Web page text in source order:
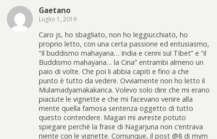
Gaetano
Luglio 1, 2019
Caro js, ho sbagliato, non ho leggiucchiato, ho
proprio letto, con una certa passione ed entusiasmo,
“Il buddismo mahayana… India e cenni sul Tibet” e “il
Buddismo mahayana… la Cina” entrambi almeno un
paio di volte. Che poi li abbia capiti e fino a che
punto è tutto da vedere. Ovviamente non ho letto il
Mulamadyamakakarica. Volevo solo dire che mi erano
piaciute le vignette e che mi facevano venire alla
mente quella famosa sentenza oggetto di tutto
questo contendere. Magari mi avreste potuto
spiegare perchè la frase di Nagarjuna non c’entrava
niente con le vignette. Comunque, il post @8 di mym